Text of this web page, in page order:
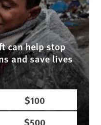
can help stop
and save lives
$100
$500